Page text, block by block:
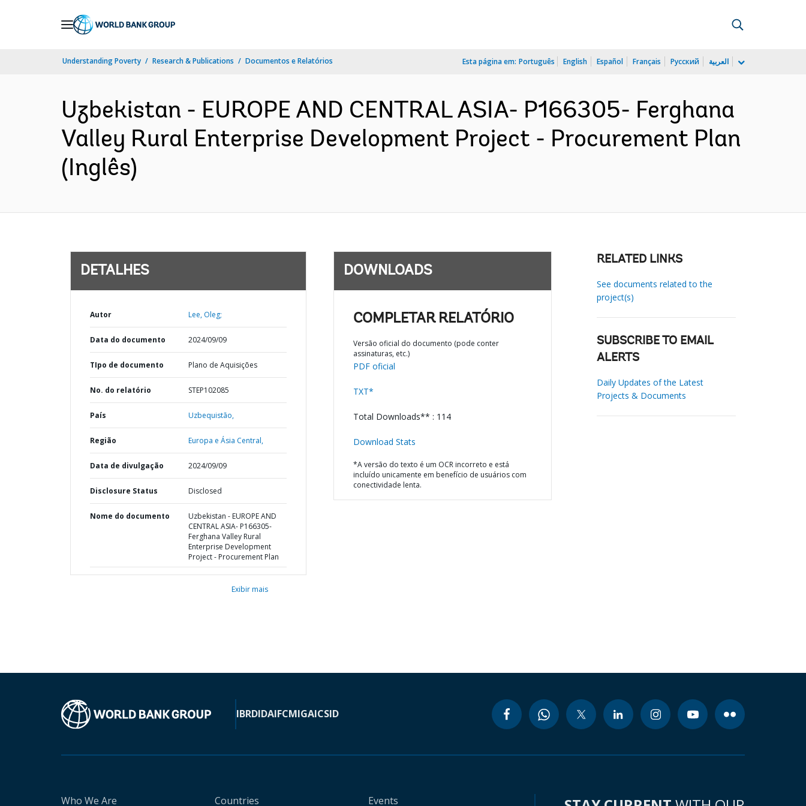
Understanding Poverty Research & Publications Documentos e Relatórios Esta página em: Português English Español Français Русский العربية
Uzbekistan - EUROPE AND CENTRAL ASIA- P166305- Ferghana
Valley Rural Enterprise Development Project - Procurement Plan
(Inglês)
DETALHES
Autor Lee, Oleg;
Data do documento 2024/09/09
TIpo de documento Plano de Aquisições
No. do relatório STEP102085
País Uzbequistão,
Região Europa e Ásia Central,
Data de divulgação 2024/09/09
Disclosure Status Disclosed
Nome do documento
Uzbekistan - EUROPE AND
CENTRAL ASIA- P166305-
Ferghana Valley Rural
Enterprise Development
Project - Procurement Plan
Exibir mais
DOWNLOADS
COMPLETAR RELATÓRIO
Versão oficial do documento (pode conter
assinaturas, etc.)
PDF oficial
TXT*
Total Downloads** : 114
Download Stats
*A versão do texto é um OCR incorreto e está
incluído unicamente em benefício de usuários com
conectividade lenta.
RELATED LINKS
See documents related to the
project(s)
SUBSCRIBE TO EMAIL
ALERTS
Daily Updates of the Latest
Projects & Documents
IBRDIDAIFCMIGAICSID
Who We Are Countries Events